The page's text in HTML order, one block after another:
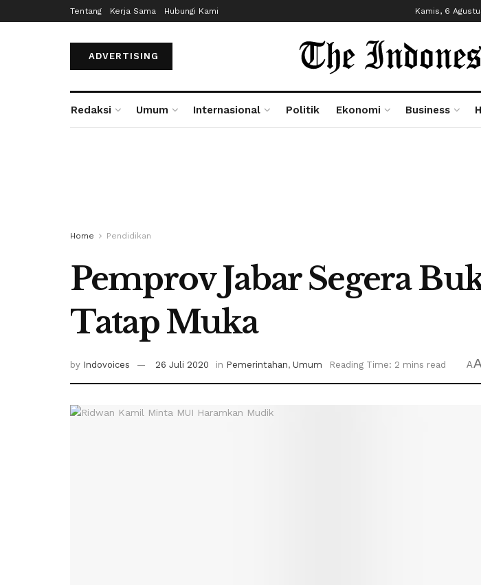
Tentang Kerja Sama Hubungi Kami Kamis, 6
ADVERTISING
Redaksi Umum Internasional Politik Ekonomi Business
Home Pendidikan
Pemprov Jabar Segera
Tatap Muka
by Indovoices 26 Juli 2020 in Pemerintahan, Umum Reading Time: 2 mins read A